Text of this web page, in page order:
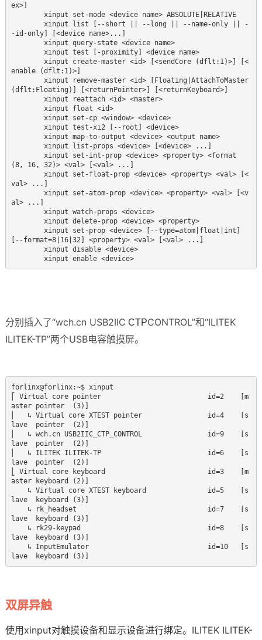
ex>]
-id-only] [<device name>...]
enable (dflt:1)>]
(dflt:Floating)] [<returnPointer>] [<returnKeyboard>]
(8, 16, 32)> <val> [<val> ...]
val> ...]
al> ...]
[--format=8|16|32] <property> <val> [<val> ...]
分别插入了“wch.cn USB2IIC CTPCONTROL”和“ILITEK
ILITEK-TP”两个USB电容触摸屏。
forlinx@forlinx:~$ xinput
⎡ Virtual core pointer                          id=2    [m
aster pointer  (3)]
⎜   ↳ Virtual core XTEST pointer                id=4    [s
lave  pointer  (2)]
⎜   ↳ wch.cn USB2IIC_CTP_CONTROL                id=9    [s
lave  pointer  (2)]
⎜   ↳ ILITEK ILITEK-TP                          id=6    [s
lave  pointer  (2)]
⎣ Virtual core keyboard                         id=3    [m
aster keyboard (2)]
lave  keyboard (3)]
lave  keyboard (3)]
lave  keyboard (3)]
双屏异触
使用xinput对触摸设备和显示设备进行绑定。ILITEK ILITEK-